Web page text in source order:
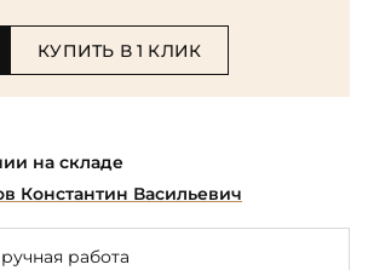
КУПИТЬ В 1 КЛИК
на складе
Константин Васильевич
работа